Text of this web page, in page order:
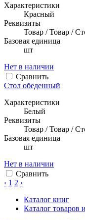
Характеристики
Красный
Реквизиты
Товар / Товар /
Базовая единица
шт
Нет в наличии
Сравнить
Стол обеденный
Характеристики
Белый
Реквизиты
Товар / Товар /
Базовая единица
шт
Нет в наличии
Сравнить
‹ 1 2 ›
Каталог книг
Каталог товаров